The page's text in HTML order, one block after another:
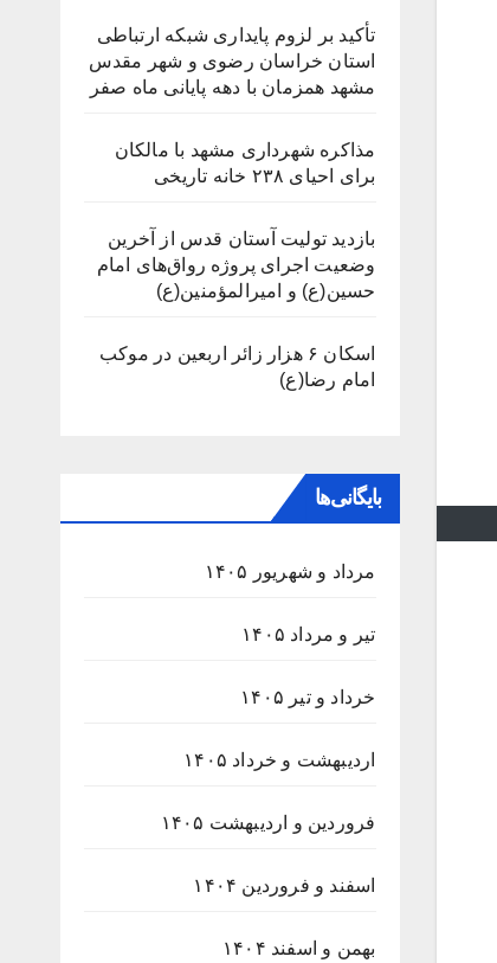
تأکید بر لزوم پایداری شبکه ارتباطی
استان خراسان رضوی و شهر مقدس
مشهد همزمان با دهه پایانی ماه صفر
مذاکره شهرداری مشهد با مالکان
برای احیای ۲۳۸ خانه تاریخی
بازدید تولیت آستان قدس از آخرین
وضعیت اجرای پروژه رواق‌های امام
حسین(ع) و امیرالمؤمنین(ع)
اسکان ۶ هزار زائر اربعین در موکب
امام رضا(ع)
بایگانی‌ها
مرداد و شهریور ۱۴۰۵
تیر و مرداد ۱۴۰۵
خرداد و تیر ۱۴۰۵
اردیبهشت و خرداد ۱۴۰۵
فروردین و اردیبهشت ۱۴۰۵
اسفند و فروردین ۱۴۰۴
بهمن و اسفند ۱۴۰۴